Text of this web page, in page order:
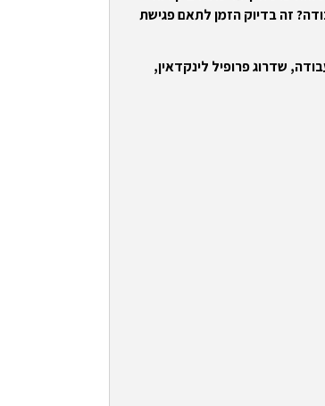
זה בדיוק הזמן לתאם פגישת
שדרוג פרופיל לינקדאין,